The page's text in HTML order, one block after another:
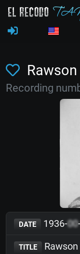
Rawson
Recording
DATE 1936-00
TITLE Rawson